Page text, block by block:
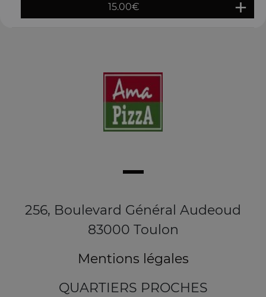
15.00€
256, Boulevard Général Audeoud
83000 Toulon
Mentions légales
QUARTIERS PROCHES